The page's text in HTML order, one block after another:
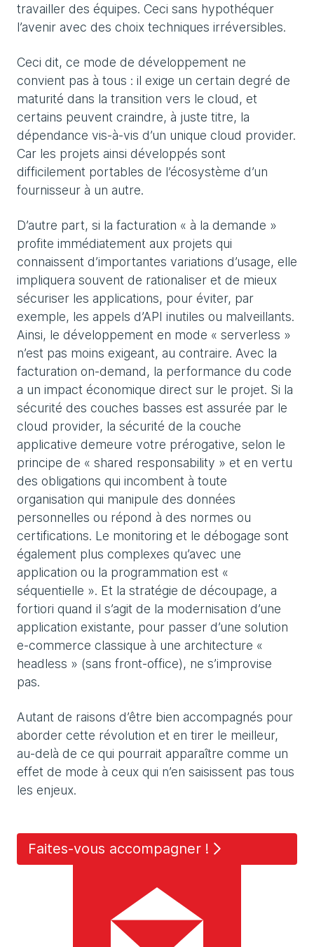
travailler des équipes. Ceci sans hypothéquer
l’avenir avec des choix techniques irréversibles.
Ceci dit, ce mode de développement ne
convient pas à tous : il exige un certain degré de
maturité dans la transition vers le cloud, et
certains peuvent craindre, à juste titre, la
dépendance vis-à-vis d’un unique cloud provider.
Car les projets ainsi développés sont
difficilement portables de l’écosystème d’un
fournisseur à un autre.
D’autre part, si la facturation « à la demande »
profite immédiatement aux projets qui
connaissent d’importantes variations d’usage, elle
impliquera souvent de rationaliser et de mieux
sécuriser les applications, pour éviter, par
exemple, les appels d’API inutiles ou malveillants.
Ainsi, le développement en mode « serverless »
n’est pas moins exigeant, au contraire. Avec la
facturation on-demand, la performance du code
a un impact économique direct sur le projet. Si la
sécurité des couches basses est assurée par le
cloud provider, la sécurité de la couche
applicative demeure votre prérogative, selon le
principe de « shared responsability » et en vertu
des obligations qui incombent à toute
organisation qui manipule des données
personnelles ou répond à des normes ou
certifications. Le monitoring et le débogage sont
également plus complexes qu’avec une
application ou la programmation est «
séquentielle ». Et la stratégie de découpage, a
fortiori quand il s’agit de la modernisation d’une
application existante, pour passer d’une solution
e-commerce classique à une architecture «
headless » (sans front-office), ne s’improvise
pas.
Autant de raisons d’être bien accompagnés pour
aborder cette révolution et en tirer le meilleur,
au-delà de ce qui pourrait apparaître comme un
effet de mode à ceux qui n’en saisissent pas tous
les enjeux.
Faites-vous accompagner !